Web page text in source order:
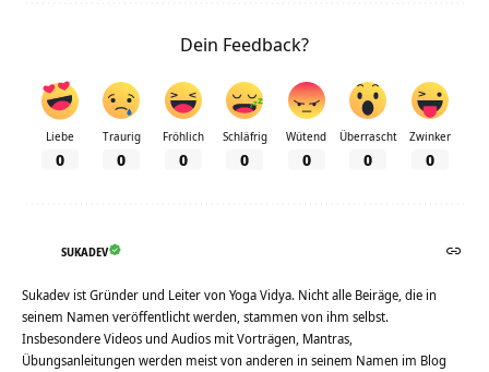
Dein Feedback?
Liebe
0
Traurig
0
Fröhlich
0
Schläfrig
0
Wütend
0
Überrascht
0
Zwinker
0
SUKADEV
Sukadev ist Gründer und Leiter von Yoga Vidya. Nicht alle Beiräge, die in
seinem Namen veröffentlicht werden, stammen von ihm selbst.
Insbesondere Videos und Audios mit Vorträgen, Mantras,
Übungsanleitungen werden meist von anderen in seinem Namen im Blog